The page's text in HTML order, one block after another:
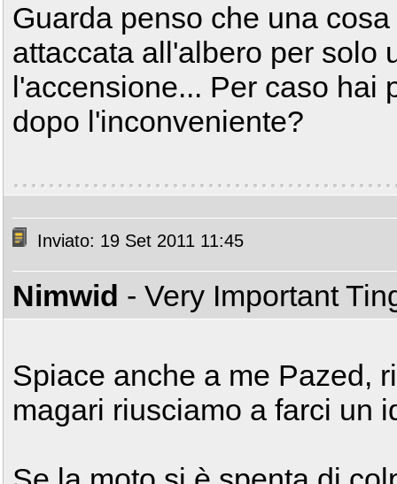
Guarda penso che una
attaccata all'albero per solo
l'accensione... Per caso hai
dopo l'inconveniente?
Inviato: 19 Set 2011 11:45
Nimwid - Very Important
Spiace anche a me Pazed,
magari riusciamo a farci un